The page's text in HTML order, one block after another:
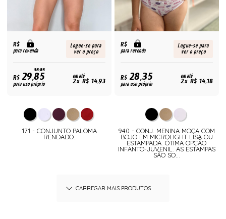
R$
para revenda
Logue-se para
ver o preço
38,85
R$29,85
para uso próprio
em até
2x R$ 14,93
171 - CONJUNTO PALOMA
RENDADO.
R$
para revenda
Logue-se para
ver o preço
R$28,35
para uso próprio
em até
2x R$ 14,18
940 - CONJ. MENINA MOÇA COM
BOJO EM MICROLIGHT LISA OU
ESTAMPADA. ÓTIMA OPÇÃO
INFANTO-JUVENIL. AS ESTAMPAS
SÃO SO...
CARREGAR MAIS PRODUTOS